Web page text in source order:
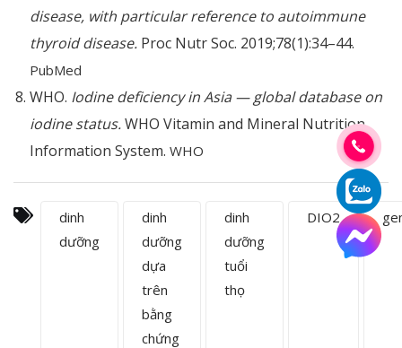
disease, with particular reference to autoimmune
thyroid disease. Proc Nutr Soc. 2019;78(1):34–44.
PubMed
WHO. Iodine deficiency in Asia — global database on
iodine status.WHO Vitamin and Mineral Nutrition
Information System. WHO
dinh
dưỡng
dinh
dưỡng
dựa
trên
bằng
chứng
dinh
dưỡng
tuổi
thọ
DIO2